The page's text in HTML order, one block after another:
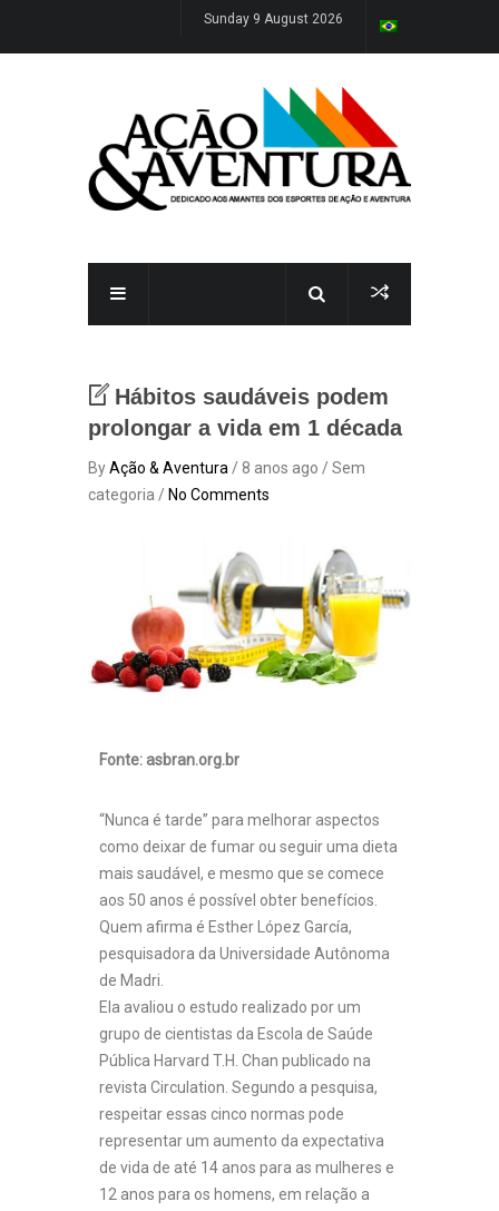
Sunday 9 August 2026
Hábitos saudáveis podem
prolongar a vida em 1 década
ByAção & Aventura / 8 anos ago / Sem
categoria / No Comments
Fonte:asbran.org.br
“Nunca é tarde” para melhorar aspectos
como deixar de fumar ou seguir uma dieta
mais saudável, e mesmo que se comece
aos 50 anos é possível obter benefícios.
Quem afirma é Esther López García,
pesquisadora da Universidade Autônoma
de Madri.
Ela avaliou o estudo realizado por um
grupo de cientistas da Escola de Saúde
Pública Harvard T.H. Chan publicado na
revista Circulation. Segundo a pesquisa,
respeitar essas cinco normas pode
representar um aumento da expectativa
de vida de até 14 anos para as mulheres e
12 anos para os homens, em relação a